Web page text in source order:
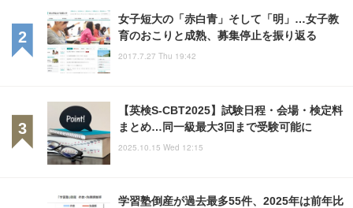
女子短大の「赤白青」そして「明」…女子教
育のおこりと成熟、募集停止を振り返る
2017.7.27 Thu 19:42
【英検S-CBT2025】試験日程・会場・検定料
まとめ…同一級最大3回まで受験可能に
2025.10.15 Wed 12:15
学習塾倒産が過去最多55件、2025年は前年比